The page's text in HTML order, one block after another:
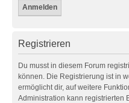
Registrieren
Du musst in diesem Forum
können. Die Registrierung ist in
ermöglicht dir, auf weitere
Administration kann registrierten